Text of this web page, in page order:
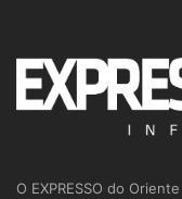
O EXPRESSO do